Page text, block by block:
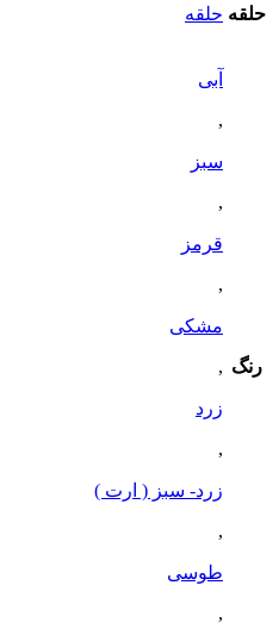
حلقه حلقه
رنگ
آبی
,
سبز
,
قرمز
,
مشکی
,
زرد
,
زرد- سبز ( ارت )
,
طوسی
,